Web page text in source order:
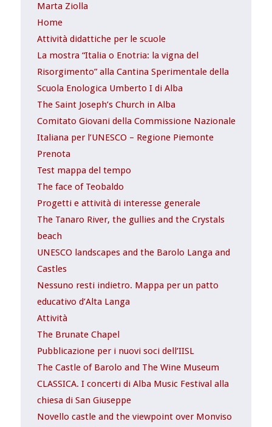
Marta Ziolla
Home
Attività didattiche per le scuole
La mostra “Italia o Enotria: la vigna del
Risorgimento” alla Cantina Sperimentale della
Scuola Enologica Umberto I di Alba
The Saint Joseph’s Church in Alba
Comitato Giovani della Commissione Nazionale
Italiana per l’UNESCO – Regione Piemonte
Prenota
Test mappa del tempo
The face of Teobaldo
Progetti e attività di interesse generale
The Tanaro River, the gullies and the Crystals
beach
UNESCO landscapes and the Barolo Langa and
Castles
Nessuno resti indietro. Mappa per un patto
educativo d’Alta Langa
Attività
The Brunate Chapel
Pubblicazione per i nuovi soci dell’IISL
The Castle of Barolo and The Wine Museum
CLASSICA. I concerti di Alba Music Festival alla
chiesa di San Giuseppe
Novello castle and the viewpoint over Monviso